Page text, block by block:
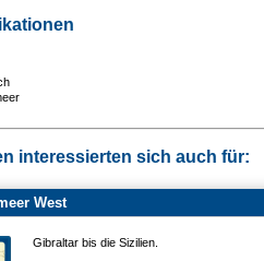
interessierten sich auch für:
West
Gibraltar bis die Sizilien.